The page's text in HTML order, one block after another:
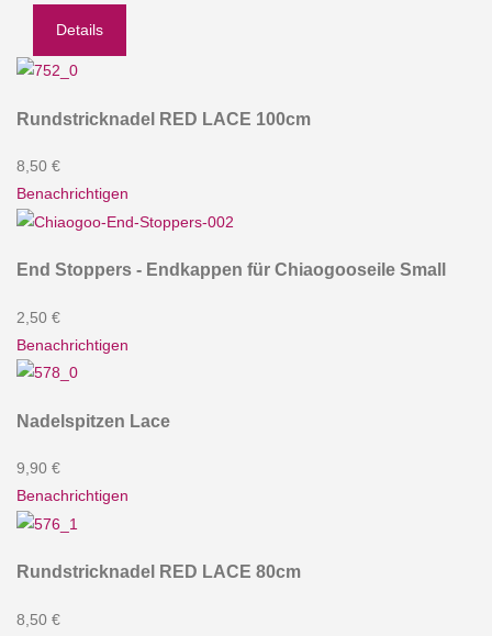
Details
Rundstricknadel RED LACE 100cm
8,50 €
Benachrichtigen
End Stoppers - Endkappen für Chiaogooseile Small
2,50 €
Benachrichtigen
Nadelspitzen Lace
9,90 €
Benachrichtigen
Rundstricknadel RED LACE 80cm
8,50 €